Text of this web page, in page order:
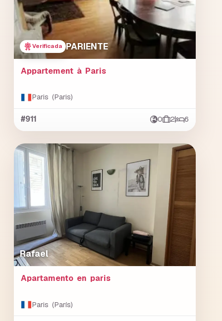
Verificada PARIENTE
Appartement à Paris
Paris (Paris)
#911 0 2 6
Rafael
Apartamento en paris
Paris (París)